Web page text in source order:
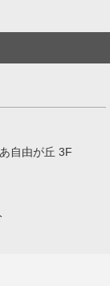
自由が丘 3F